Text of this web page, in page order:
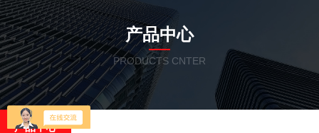
产品中心
PRODUCTS CNTER
产品中心